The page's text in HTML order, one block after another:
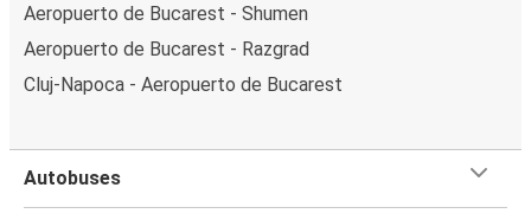
Aeropuerto de Bucarest - Shumen
Aeropuerto de Bucarest - Razgrad
Cluj-Napoca - Aeropuerto de Bucarest
Autobuses